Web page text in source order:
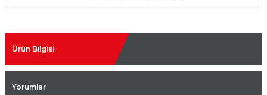
Ürün Bilgisi
Yorumlar